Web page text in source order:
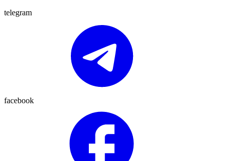
telegram
facebook